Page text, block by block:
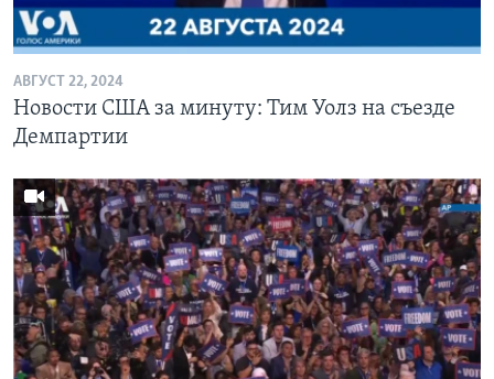
АВГУСТ 22, 2024
Новости США за минуту: Тим Уолз на съезде
Демпартии